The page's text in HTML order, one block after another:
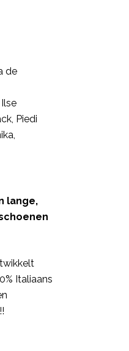
de
Piedi
lange,
Italiaans